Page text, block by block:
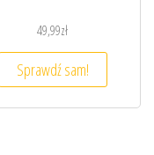
49,99zł
Sprawdź sam!